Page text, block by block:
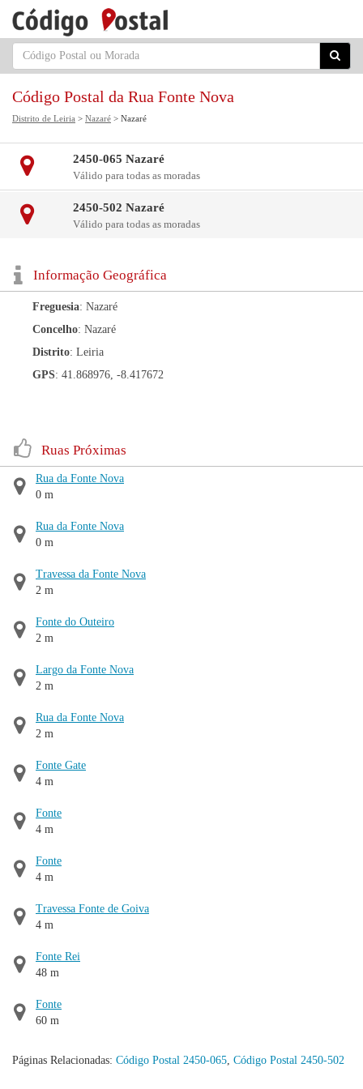
Código Postal da Rua Fonte Nova
Distrito de Leiria > Nazaré > Nazaré
2450-065 Nazaré
Válido para todas as moradas
2450-502 Nazaré
Válido para todas as moradas
Informação Geográfica
Freguesia: Nazaré
Concelho: Nazaré
Distrito: Leiria
GPS: 41.868976, -8.417672
Ruas Próximas
Rua da Fonte Nova
0 m
Rua da Fonte Nova
0 m
Travessa da Fonte Nova
2 m
Fonte do Outeiro
2 m
Largo da Fonte Nova
2 m
Rua da Fonte Nova
2 m
Fonte Gate
4 m
Fonte
4 m
Fonte
4 m
Travessa Fonte de Goiva
4 m
Fonte Rei
48 m
Fonte
60 m
Páginas Relacionadas: Código Postal 2450-065, Código Postal 2450-502